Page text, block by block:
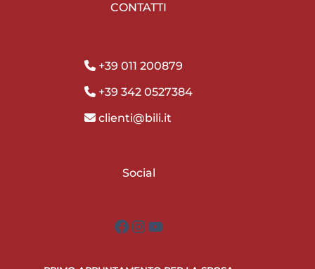
CONTATTI
+39 011 200879
+39 342 0527384
clienti@bili.it
Social
Facebook
Instagram
YouTube